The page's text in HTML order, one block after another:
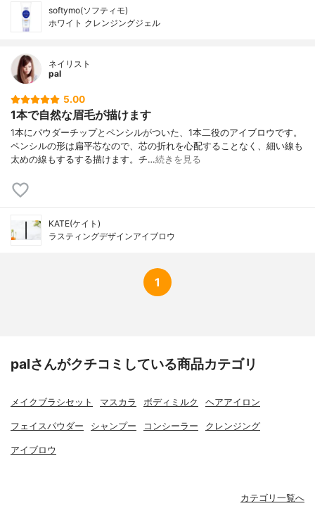
softymo(ソフティモ)
ホワイト クレンジングジェル
ネイリスト
pal
5.00
1本で自然な眉毛が描けます
1本にパウダーチップとペンシルがついた、1本二役のアイブロウです。
ペンシルの形は扁平芯なので、芯の折れを心配することなく、細い線も
太めの線もするする描けます。チ…続きを見る
KATE(ケイト)
ラスティングデザインアイブロウ
1
palさんがクチコミしている商品カテゴリ
メイクブラシセット マスカラ ボディミルク ヘアアイロン
フェイスパウダー シャンプー コンシーラー クレンジング
アイブロウ
カテゴリ一覧へ